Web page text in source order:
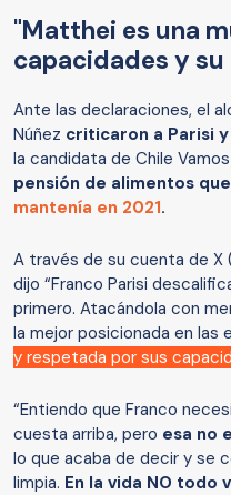
"Matthei es una
capacidades y su
Ante las declaraciones, el
Núñez criticaron a Parisi
la candidata de Chile
pensión de alimentos que
mantenía en 2021.
A través de su cuenta de X
dijo “Franco Parisi
primero. Atacándola con
la mejor posicionada en las
y respetada por sus
“Entiendo que Franco
cuesta arriba, pero esa no
lo que acaba de decir y se
limpia. En la vida NO todo